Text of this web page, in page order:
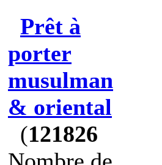
Prêt à
porter
musulman
& oriental
(121826